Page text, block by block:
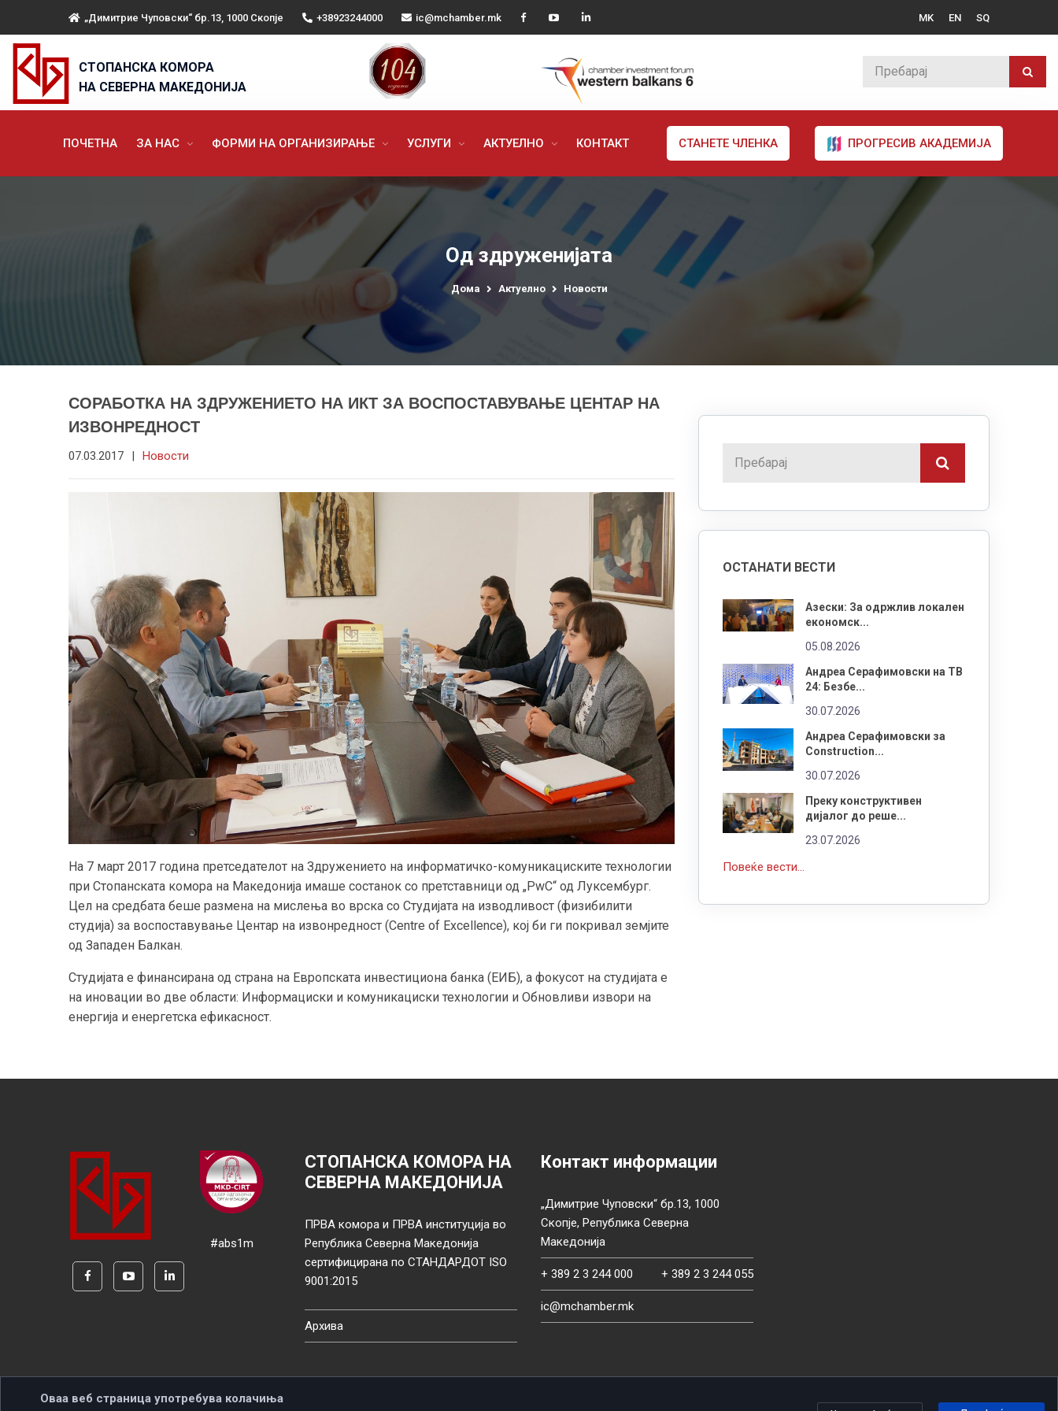
„Димитрие Чуповски“ бр.13, 1000 Скопје +38923244000 ic@mchamber.mk MK EN SQ
СТОПАНСКА КОМОРА
НА СЕВЕРНА МАКЕДОНИЈА
ПОЧЕТНА ЗА НАС ФОРМИ НА ОРГАНИЗИРАЊЕ УСЛУГИ АКТУЕЛНО КОНТАКТ СТАНЕТЕ ЧЛЕНКА ПРОГРЕСИВ АКАДЕМИЈА
Од здруженијата
Дома Актуелно Новости
СОРАБОТКА НА ЗДРУЖЕНИЕТО НА ИКТ ЗА ВОСПОСТАВУВАЊЕ ЦЕНТАР НА
ИЗВОНРЕДНОСТ
07.03.2017 | Новости
На 7 март 2017 година претседателот на Здружението на информатичко-комуникациските технологии
при Стопанската комора на Македонија имаше состанок со претставници од „PwC“ од Луксембург.
Цел на средбата беше размена на мислења во врска со Студијата на изводливост (физибилити
студија) за воспоставување Центар на извонредност (Centre of Excellence), кој би ги покривал земјите
од Западен Балкан.
Студијата е финансирана од страна на Европската инвестициона банка (ЕИБ), а фокусот на студијата е
на иновации во две области: Информациски и комуникациски технологии и Обновливи извори на
енергија и енергетска ефикасност.
ОСТАНАТИ ВЕСТИ
Азески: За одржлив локален
економск...
05.08.2026
Андреа Серафимовски на ТВ
24: Безбе...
30.07.2026
Андреа Серафимовски за
Construction...
30.07.2026
Преку конструктивен
дијалог до реше...
23.07.2026
Повеќе вести...
#abs1m
СТОПАНСКА КОМОРА НА
СЕВЕРНА МАКЕДОНИЈА
ПРВА комора и ПРВА институција во
Република Северна Македонија
сертифицирана по СТАНДАРДОТ ISO
9001:2015
Архива
Контакт информации
„Димитрие Чуповски“ бр.13, 1000
Скопје, Република Северна
Македонија
+ 389 2 3 244 000 + 389 2 3 244 055
ic@mchamber.mk
Оваа веб страница употребува колачиња